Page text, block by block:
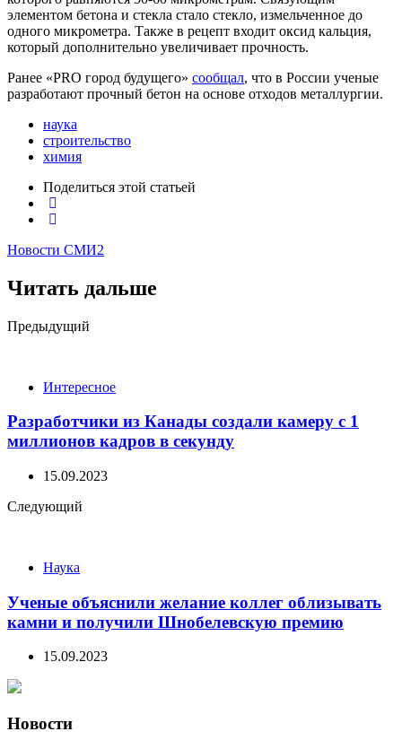
элементом бетона и стекла стало стекло, измельченное до
одного микрометра. Также в рецепт входит оксид кальция,
который дополнительно увеличивает прочность.
Ранее «PRO город будущего» сообщал, что в России ученые
разработают прочный бетон на основе отходов металлургии.
наука
строительство
химия
Поделиться этой статьей
Новости СМИ2
Читать дальше
Post
Предыдущий
Интересное
Разработчики из Канады создали камеру с 1
миллионов кадров в секунду
15.09.2023
Следующий
Наука
Ученые объяснили желание коллег облизывать
камни и получили Шнобелевскую премию
15.09.2023
Новости